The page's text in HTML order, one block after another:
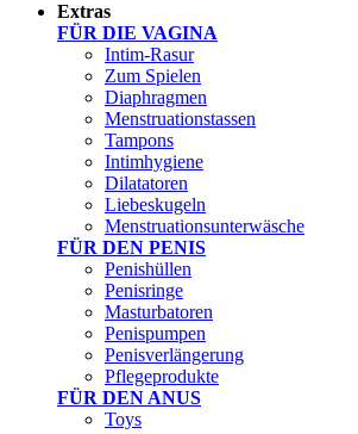
Extras
FÜR DIE VAGINA
Intim-Rasur
Zum Spielen
Diaphragmen
Menstruationstassen
Tampons
Intimhygiene
Dilatatoren
Liebeskugeln
Menstruationsunterwäsche
FÜR DEN PENIS
Penishüllen
Penisringe
Masturbatoren
Penispumpen
Penisverlängerung
Pflegeprodukte
FÜR DEN ANUS
Toys